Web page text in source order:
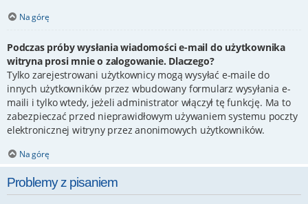
Na górę
Podczas próby wysłania wiadomości e-mail do użytkownika
witryna prosi mnie o zalogowanie. Dlaczego?
Tylko zarejestrowani użytkownicy mogą wysyłać e-maile do
innych użytkowników przez wbudowany formularz wysyłania e-
maili i tylko wtedy, jeżeli administrator włączył tę funkcję. Ma to
zabezpieczać przed nieprawidłowym używaniem systemu poczty
elektronicznej witryny przez anonimowych użytkowników.
Na górę
Problemy z pisaniem